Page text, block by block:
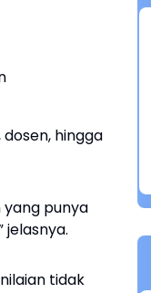
hingga
yang punya
tidak